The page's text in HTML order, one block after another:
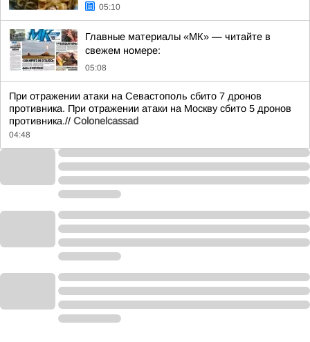
05:10
Главные материалы «МК» — читайте в
свежем номере:
05:08
При отражении атаки на Севастополь сбито 7 дронов
противника. При отражении атаки на Москву сбито 5 дронов
противника.// Colonelcassad
04:48